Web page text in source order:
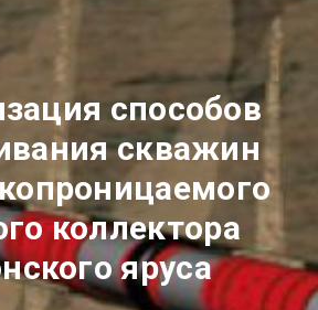
способов
скважин
коллектора
яруса